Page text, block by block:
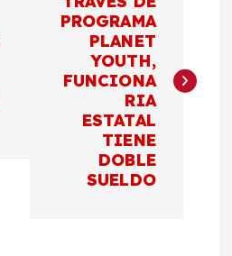
PROGRAMA
PLANET
YOUTH,
FUNCIONA
RIA
ESTATAL
TIENE
DOBLE
SUELDO